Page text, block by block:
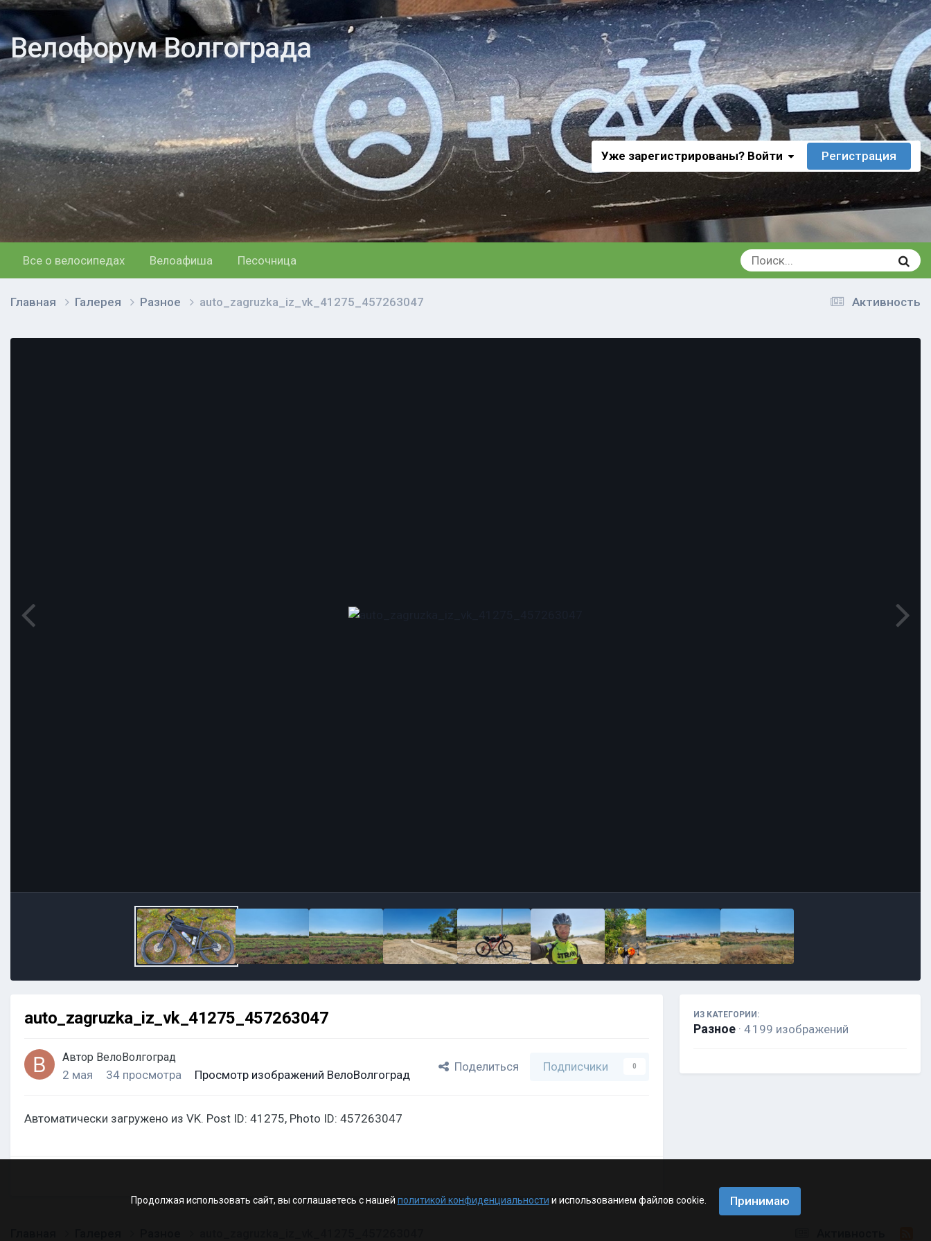
Велофорум Волгограда
Уже зарегистрированы? Войти Регистрация
Все о велосипедах Велоафиша Песочница
Активность
Главная Галерея Разное auto_zagruzka_iz_vk_41275_457263047
auto_zagruzka_iz_vk_41275_457263047
Автор ВелоВолгоград
2 мая 34 просмотра Просмотр изображений ВелоВолгоград
Поделиться Подписчики 0
Автоматически загружено из VK. Post ID: 41275, Photo ID: 457263047
ИЗ КАТЕГОРИИ:
Разное · 4 199 изображений
Продолжая использовать сайт, вы соглашаетесь с нашей политикой конфиденциальности и использованием файлов cookie. Принимаю